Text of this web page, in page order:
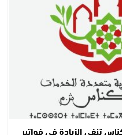
تنفي الزيادة في فواتير